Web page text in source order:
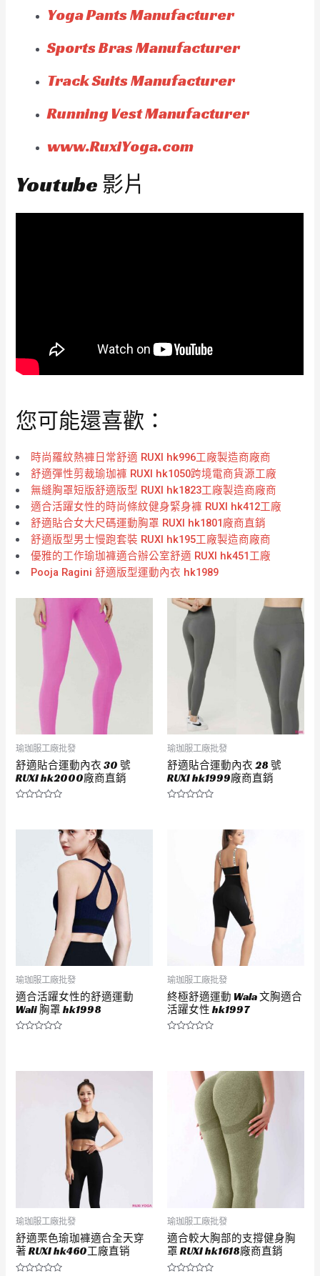
Yoga Pants Manufacturer
Sports Bras Manufacturer
Track Suits Manufacturer
Running Vest Manufacturer
www.RuxiYoga.com
Youtube 影片
您可能還喜歡：
時尚羅紋熱褲日常舒適 RUXI hk996工廠製造商廠商
舒適彈性剪裁瑜珈褲 RUXI hk1050跨境電商貨源工廠
無縫胸罩短版舒適版型 RUXI hk1823工廠製造商廠商
適合活躍女性的時尚條紋健身緊身褲 RUXI hk412工廠
舒適貼合女大尺碼運動胸罩 RUXI hk1801廠商直銷
舒適版型男士慢跑套裝 RUXI hk195工廠製造商廠商
優雅的工作瑜珈褲適合辦公室舒適 RUXI hk451工廠
Pooja Ragini 舒適版型運動內衣 hk1989
瑜珈服工廠批發
舒適貼合運動內衣 30 號
RUXI hk2000廠商直銷
滿
瑜珈服工廠批發
舒適貼合運動內衣 28 號
RUXI hk1999廠商直銷
瑜珈服工廠批發
適合活躍女性的舒適運動
Wali 胸罩 hk1998
分
瑜珈服工廠批發
終極舒適運動 Wala 文胸適合
活躍女性 hk1997
瑜珈服工廠批發
舒適栗色瑜珈褲適合全天穿
著 RUXI hk460工廠直销
瑜珈服工廠批發
適合較大胸部的支撐健身胸
罩 RUXI hk1618廠商直銷